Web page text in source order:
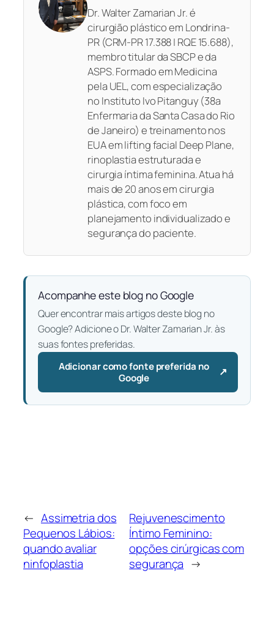
Dr. Walter Zamarian Jr. é
cirurgião plástico em Londrina-
PR (CRM-PR 17.388 | RQE 15.688),
membro titular da SBCP e da
ASPS. Formado em Medicina
pela UEL, com especialização
no Instituto Ivo Pitanguy (38a
Enfermaria da Santa Casa do Rio
de Janeiro) e treinamento nos
EUA em lifting facial Deep Plane,
rinoplastia estruturada e
cirurgia íntima feminina. Atua há
mais de 20 anos em cirurgia
plástica, com foco em
planejamento individualizado e
segurança do paciente.
Acompanhe este blog no Google
Quer encontrar mais artigos deste blog no
Google? Adicione o Dr. Walter Zamarian Jr. às
suas fontes preferidas.
Adicionar como fonte preferida no
Google
↗
— Abre em uma nova aba
← Assimetria dos
Pequenos Lábios:
quando avaliar
ninfoplastia
Rejuvenescimento
Íntimo Feminino:
opções cirúrgicas com
segurança →